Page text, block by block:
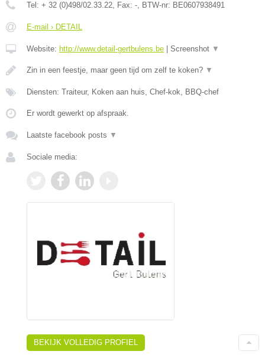
Tel: + 32 (0)498/02.33.22, Fax: -, BTW-nr: BE0607938491
E-mail › DETAIL
Website: http://www.detail-gertbulens.be Screenshot ▼
Zin in een feestje, maar geen tijd om zelf te koken? ▼
Diensten: Traiteur, Koken aan huis, Chef-kok, BBQ-chef
Er wordt gewerkt op afspraak.
Laatste facebook posts ▼
Sociale media:
BEKIJK VOLLEDIG PROFIEL